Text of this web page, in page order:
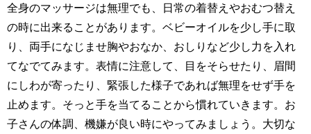
全身のマッサージは無理でも、日常の着替えやおむつ替え
の時に出来ることがあります。ベビーオイルを少し手に取
り、両手になじませ胸やおなか、おしりなど少し力を入れ
てなでてみます。表情に注意して、目をそらせたり、眉間
にしわが寄ったり、緊張した様子であれば無理をせず手を
止めます。そっと手を当てることから慣れていきます。お
子さんの体調、機嫌が良い時にやってみましょう。大切な